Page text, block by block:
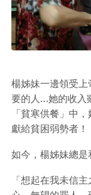
楊姊妹一邊領受
要的人…她的收入
「貧寒供餐」中
獻給貧困弱勢者！
如今，楊姊妹總是
「想起在我未信